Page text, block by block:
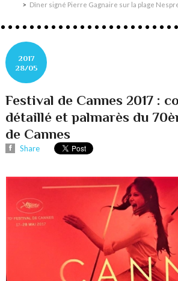
Dîner signé Pierre Gagnaire sur la plage
2017
28/05
Festival de Cannes 2017 :
détaillé et palmarès du
de Cannes
Share